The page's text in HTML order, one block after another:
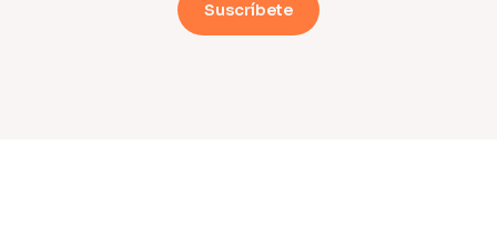
Suscríbete